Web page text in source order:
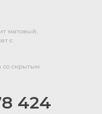
424
матовый,
с
со скрытым